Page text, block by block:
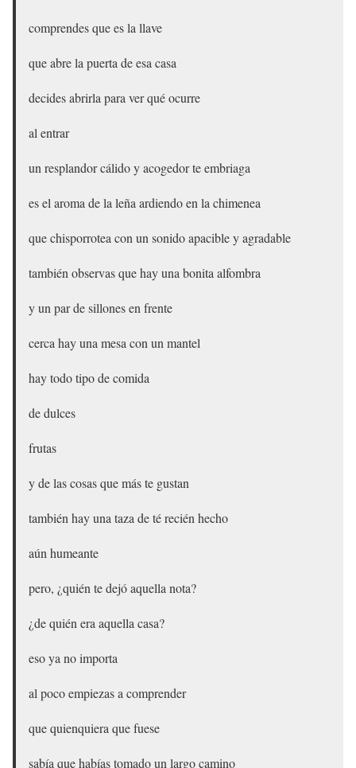
comprendes que es la llave
que abre la puerta de esa casa
decides abrirla para ver qué ocurre
al entrar
un resplandor cálido y acogedor te embriaga
es el aroma de la leña ardiendo en la chimenea
que chisporrotea con un sonido apacible y agradable
también observas que hay una bonita alfombra
y un par de sillones en frente
cerca hay una mesa con un mantel
hay todo tipo de comida
de dulces
frutas
y de las cosas que más te gustan
también hay una taza de té recién hecho
aún humeante
pero, ¿quién te dejó aquella nota?
¿de quién era aquella casa?
eso ya no importa
al poco empiezas a comprender
que quienquiera que fuese
sabía que habías tomado un largo camino